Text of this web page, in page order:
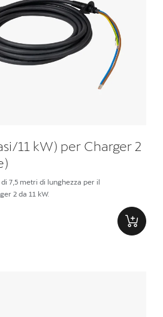
11 kW) per Charger 2
7,5 metri di lunghezza per il
2 da 11 kW.